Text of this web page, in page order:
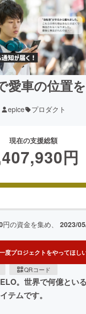
車の位置
epice プロダクト
現在の支援総額
円
円の資金を集め、 2023/
度プロジェクトをやってほし
QRコード
。世界で何億と
テムです。